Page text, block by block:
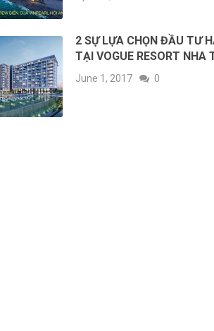
2 SỰ LỰA CHỌN ĐẦU TƯ
TẠI VOGUE RESORT NHA
June 1, 2017 0